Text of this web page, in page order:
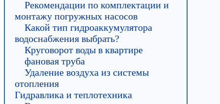
Рекомендации по комплектации и
монтажу погружных насосов
Какой тип гидроаккумулятора
водоснабжения выбрать?
Круговорот воды в квартире
фановая труба
Удаление воздуха из системы
отопления
Гидравлика и теплотехника